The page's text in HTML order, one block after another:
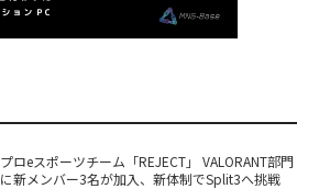
プロeスポーツチーム「REJECT」 VALORANT部門
に新メンバー3名が加入、新体制でSplit3へ挑戦